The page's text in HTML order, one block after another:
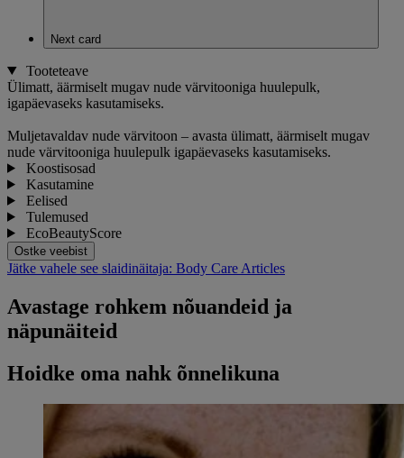
Next card
Tooteteave
Ülimatt, äärmiselt mugav nude värvitooniga huulepulk,
igapäevaseks kasutamiseks.
Muljetavaldav nude värvitoon – avasta ülimatt, äärmiselt mugav
nude värvitooniga huulepulk igapäevaseks kasutamiseks.
Koostisosad
Kasutamine
Eelised
Tulemused
EcoBeautyScore
Ostke veebist
Jätke vahele see slaidinäitaja: Body Care Articles
Avastage rohkem nõuandeid ja
näpunäiteid
Hoidke oma nahk õnnelikuna